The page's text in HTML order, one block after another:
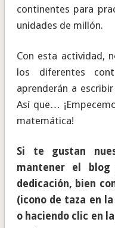
continentes para
unidades de millón.
Con esta actividad,
los diferentes
aprenderán a
Así que…
matemática!
Si te gustan
mantener el
dedicación, bien
(icono de taza en
o haciendo clic en